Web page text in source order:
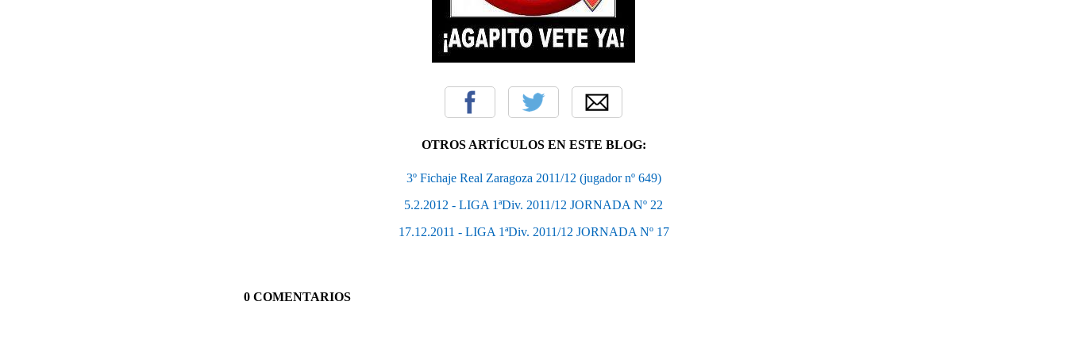
OTROS ARTÍCULOS EN ESTE BLOG:
3º Fichaje Real Zaragoza 2011/12 (jugador nº 649)
5.2.2012 - LIGA 1ªDiv. 2011/12 JORNADA Nº 22
17.12.2011 - LIGA 1ªDiv. 2011/12 JORNADA Nº 17
0 COMENTARIOS